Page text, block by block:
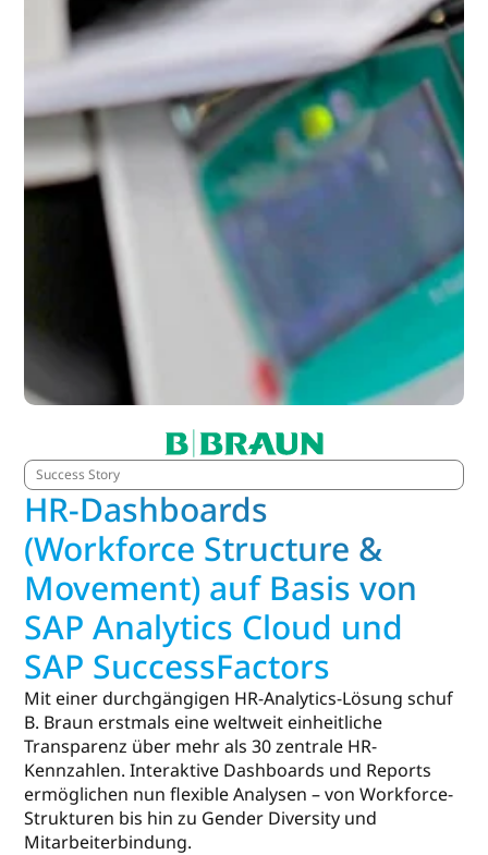
Success Story
HR-Dashboards
(Workforce Structure &
Movement) auf Basis von
SAP Analytics Cloud und
SAP SuccessFactors
Mit einer durchgängigen HR-Analytics-Lösung schuf
B. Braun erstmals eine weltweit einheitliche
Transparenz über mehr als 30 zentrale HR-
Kennzahlen. Interaktive Dashboards und Reports
ermöglichen nun flexible Analysen – von Workforce-
Strukturen bis hin zu Gender Diversity und
Mitarbeiterbindung.